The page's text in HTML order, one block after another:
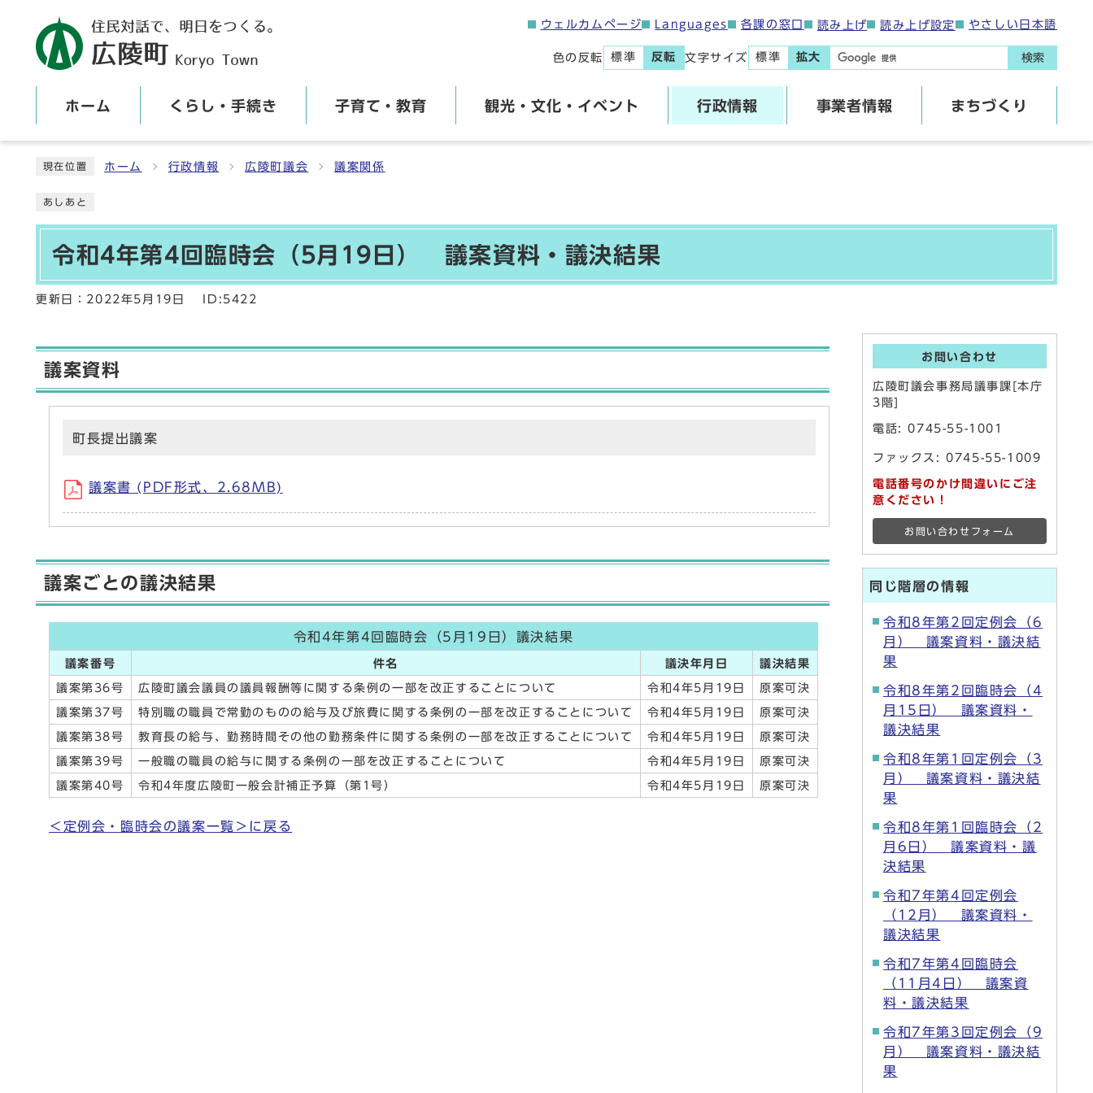
ウェルカムページ Languages 各課の窓口 読み上げ 読み上げ設定 やさしい日本語
色の反転 標準 反転 文字サイズ 標準 拡大 検索
ホーム くらし・手続き 子育て・教育 観光・文化・イベント 行政情報 事業者情報 まちづくり
現在位置 ホーム 行政情報 広陵町議会 議案関係
あしあと
令和4年第4回臨時会（5月19日） 議案資料・議決結果
更新日： 2022年5月19日 ID:5422
議案資料
町長提出議案
議案書 (PDF形式、2.68MB)
議案ごとの議決結果
令和4年第4回臨時会（5月19日）議決結果
議案番号 件名 議決年月日 議決結果
議案第36号 広陵町議会議員の議員報酬等に関する条例の一部を改正することについて 令和4年5月19日 原案可決
議案第37号 特別職の職員で常勤のものの給与及び旅費に関する条例の一部を改正することについて 令和4年5月19日 原案可決
議案第38号 教育長の給与、勤務時間その他の勤務条件に関する条例の一部を改正することについて 令和4年5月19日 原案可決
議案第39号 一般職の職員の給与に関する条例の一部を改正することについて 令和4年5月19日 原案可決
議案第40号 令和4年度広陵町一般会計補正予算（第1号） 令和4年5月19日 原案可決
＜定例会・臨時会の議案一覧＞に戻る
お問い合わせ
広陵町議会事務局議事課[本庁
3階]
電話:0745-55-1001
ファックス: 0745-55-1009
電話番号のかけ間違いにご注
意ください！
お問い合わせフォーム
同じ階層の情報
令和8年第2回定例会（6
月） 議案資料・議決結
果
令和8年第2回臨時会（4
月15日） 議案資料・
議決結果
令和8年第1回定例会（3
月） 議案資料・議決結
果
令和8年第1回臨時会（2
月6日） 議案資料・議
決結果
令和7年第4回定例会
（12月） 議案資料・
議決結果
令和7年第4回臨時会
（11月4日） 議案資
料・議決結果
令和7年第3回定例会（9
月） 議案資料・議決結
果